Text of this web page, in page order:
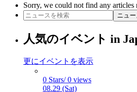
Sorry, we could not find any
ニュ
人気のイベント in
更にイベントを表示
0 Stars/ 0 views
08.29 (Sat)